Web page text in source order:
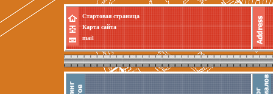
Стартовая страница
Карта сайта
mail